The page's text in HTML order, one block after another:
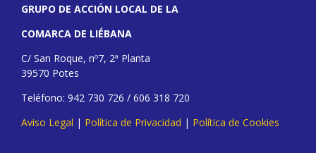
GRUPO DE ACCIÓN LOCAL DE LA
COMARCA DE LIÉBANA
C/ San Roque, nº7, 2ª Planta
39570 Potes
Teléfono: 942 730 726 / 606 318 720
Aviso Legal | Política de Privacidad | Política de Cookies